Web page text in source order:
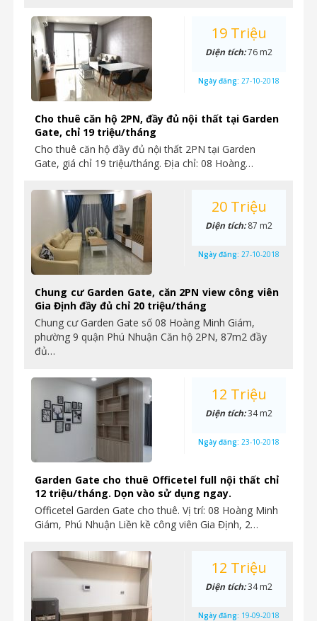
Cho thuê căn hộ 2PN, đầy đủ nội thất tại Garden
Gate, chỉ 19 triệu/tháng
Cho thuê căn hộ đầy đủ nội thất 2PN tại Garden
Gate, giá chỉ 19 triệu/tháng. Địa chỉ: 08 Hoàng…
19 Triệu
Diện tích:76 m2
Ngày đăng: 27-10-2018
Chung cư Garden Gate, căn 2PN view công viên
Gia Định đầy đủ chỉ 20 triệu/tháng
Chung cư Garden Gate số 08 Hoàng Minh Giám,
phường 9 quận Phú Nhuận Căn hộ 2PN, 87m2 đầy
đủ…
20 Triệu
Diện tích:87 m2
Ngày đăng: 27-10-2018
Garden Gate cho thuê Officetel full nội thất chỉ
12 triệu/tháng. Dọn vào sử dụng ngay.
Officetel Garden Gate cho thuê. Vị trí: 08 Hoàng Minh
Giám, Phú Nhuận Liền kề công viên Gia Định, 2…
12 Triệu
Diện tích:34 m2
Ngày đăng: 23-10-2018
12 Triệu
Diện tích:34 m2
Ngày đăng: 19-09-2018